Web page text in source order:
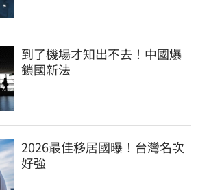
到了機場才知出不去！中國爆
鎖國新法
2026最佳移居國曝！台灣名次
好強